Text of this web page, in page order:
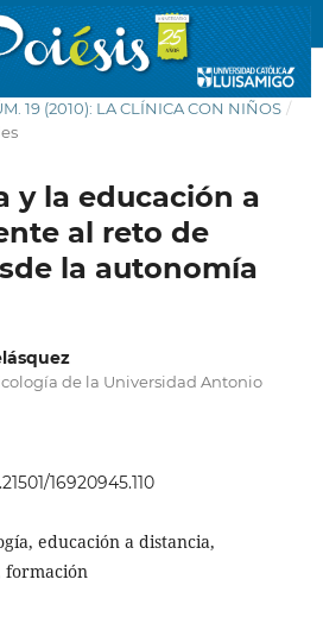
19 (2010): LA CLÍNICA CON NIÑOS /
y la educación a
al reto de
la autonomía
de la Universidad Antonio
16920945.110
educación a distancia,
formación